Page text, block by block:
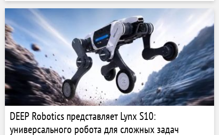
DEEP Robotics представляет Lynx S10:
универсального робота для сложных задач